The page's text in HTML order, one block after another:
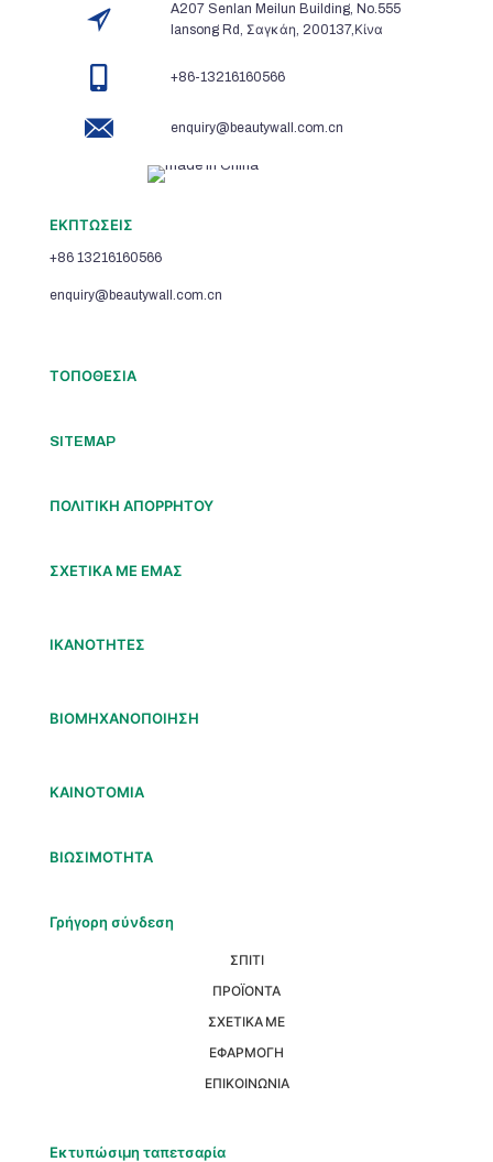
A207 Senlan Meilun Building, No.555
lansong Rd, Σαγκάη, 200137,Κίνα
+86-13216160566
enquiry@beautywall.com.cn
ΕΚΠΤΩΣΕΙΣ
+86 13216160566
enquiry@beautywall.com.cn
ΤΟΠΟΘΕΣΙΑ
SITEMAP
ΠΟΛΙΤΙΚΗ ΑΠΟΡΡΗΤΟΥ
ΣΧΕΤΙΚΑ ΜΕ ΕΜΑΣ
ΙΚΑΝΟΤΗΤΕΣ
ΒΙΟΜΗΧΑΝΟΠΟΙΗΣΗ
ΚΑΙΝΟΤΟΜΙΑ
ΒΙΩΣΙΜΟΤΗΤΑ
Γρήγορη σύνδεση
ΣΠΙΤΙ
ΠΡΟΪΟΝΤΑ
ΣΧΕΤΙΚΑ ΜΕ
ΕΦΑΡΜΟΓΗ
ΕΠΙΚΟΙΝΩΝΙΑ
Εκτυπώσιμη ταπετσαρία